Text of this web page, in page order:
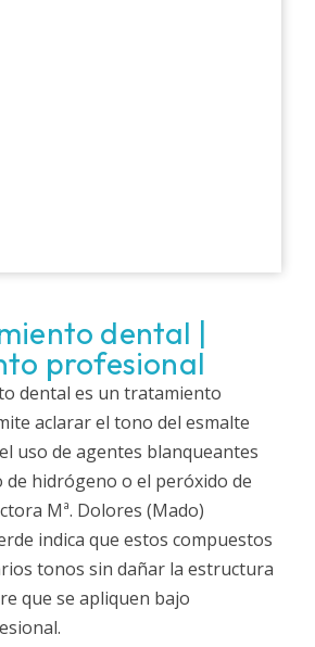
dental |
profesional
dental es un tratamiento
aclarar el tono del esmalte
uso de agentes blanqueantes
de hidrógeno o el peróxido de
Mª. Dolores (Mado)
indica que estos compuestos
tonos sin dañar la estructura
que se apliquen bajo